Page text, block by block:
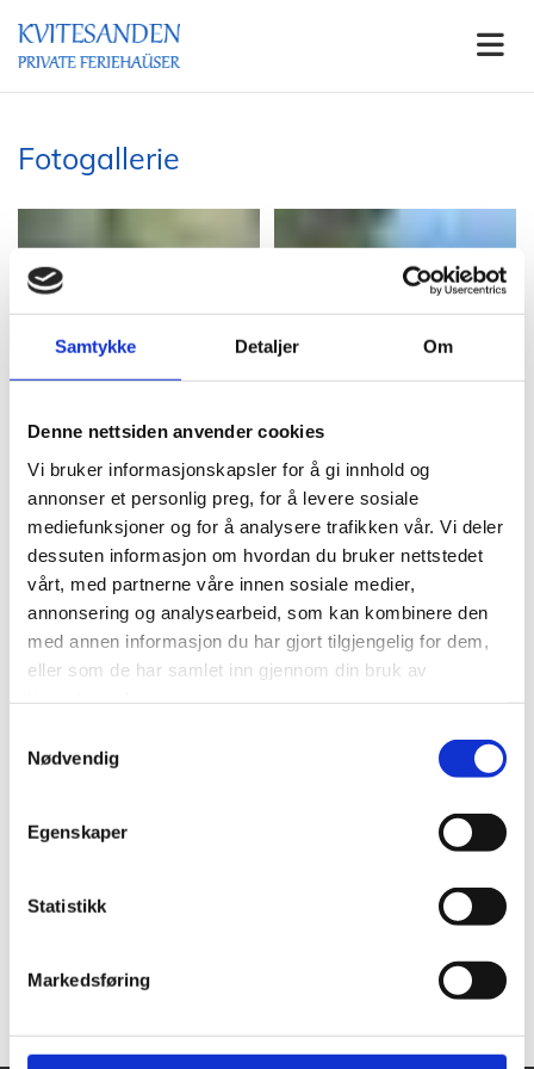
Samtykke Detaljer Om
Denne nettsiden anvender cookies
Vi bruker informasjonskapsler for å gi innhold og
annonser et personlig preg, for å levere sosiale
mediefunksjoner og for å analysere trafikken vår. Vi deler
dessuten informasjon om hvordan du bruker nettstedet
vårt, med partnerne våre innen sosiale medier,
annonsering og analysearbeid, som kan kombinere den
med annen informasjon du har gjort tilgjengelig for dem,
eller som de har samlet inn gjennom din bruk av
Nødvendig
Egenskaper
Statistikk
Markedsføring
Fotogallerie